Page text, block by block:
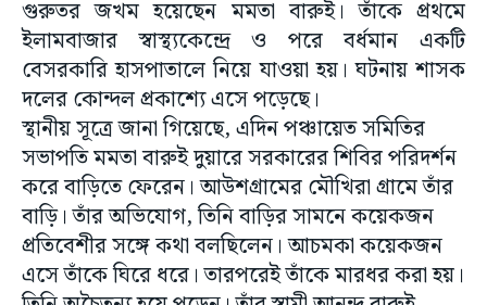
গুরুতর জখম হয়েছেন মমতা বারুই। তাঁকে প্রথমে
ইলামবাজার স্বাস্থ্যকেন্দ্রে ও পরে বর্ধমান একটি
বেসরকারি হাসপাতালে নিয়ে যাওয়া হয়। ঘটনায় শাসক
দলের কোন্দল প্রকাশ্যে এসে পড়েছে।
স্থানীয় সূত্রে জানা গিয়েছে, এদিন পঞ্চায়েত সমিতির
সভাপতি মমতা বারুই দুয়ারে সরকারের শিবির পরিদর্শন
করে বাড়িতে ফেরেন। আউশগ্রামের মৌখিরা গ্রামে তাঁর
বাড়ি। তাঁর অভিযোগ, তিনি বাড়ির সামনে কয়েকজন
প্রতিবেশীর সঙ্গে কথা বলছিলেন। আচমকা কয়েকজন
এসে তাঁকে ঘিরে ধরে। তারপরেই তাঁকে মারধর করা হয়।